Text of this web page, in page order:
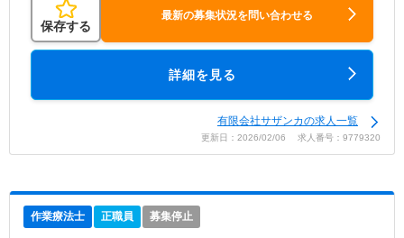
保存する
最新の募集状況を問い合わせる
詳細を見る
有限会社サザンカの求人一覧
更新日：2026/02/06 求人番号：9779320
作業療法士 正職員 募集停止